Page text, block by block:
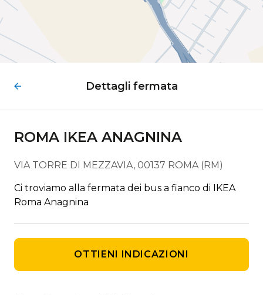
Dettagli fermata
ROMA IKEA ANAGNINA
VIA TORRE DI MEZZAVIA, 00137 ROMA (RM)
Ci troviamo alla fermata dei bus a fianco di IKEA
Roma Anagnina
OTTIENI INDICAZIONI